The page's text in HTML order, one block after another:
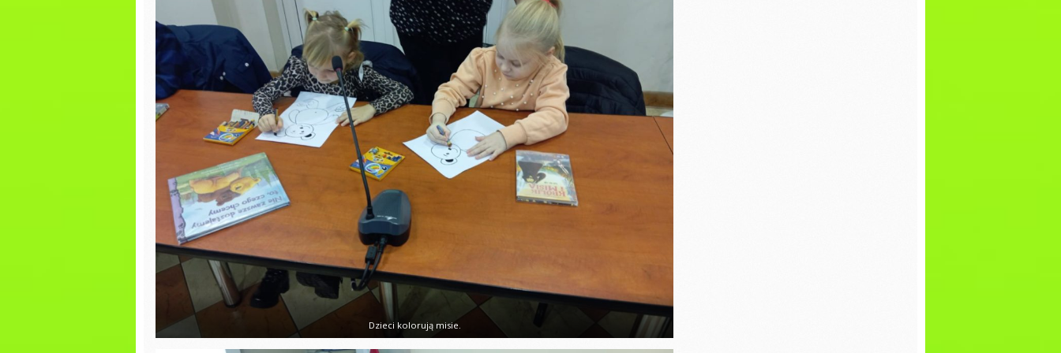
zajęcia biblioteczne
Jesienny spacer
Wiewiórek
Ścieżka sesoryczna
DZIEŃ PIŻAMY
Występy z okazji
„Dnia Seniora”
Dzień Rodziny
Dzień Ziemi
Rytmika
Religia
Rytmika
Rytmika
W oczekiwaniu na
Wiosna u biedronek
Wiosenne sadzonki
PIERWSZY DZIEŃ
WIOSNY
Dzień Kobiet
Tłusty czwartek
Bal karnawałowy
Walentynki
30 finał WOŚP
Dzień Babci i
Jasełka
Dzień MISIA
Dzień zdrowego
śniadania
Dzień Kobiet
Bal karnawałowy
WALENTYNKI
Tłusty czwartek
Pieczenie babeczek
Bawimy się bez
zabawek
DZIEŃ PIŻAMY MISIE
Dzień Jesieni
DZIEŃ KROPKI
Dzień Rodziny
Dzień Kosmosu
Dzień Ziemi
Dzień Dentysty
Bal karnawałowy
Dzieci kolorują misie.